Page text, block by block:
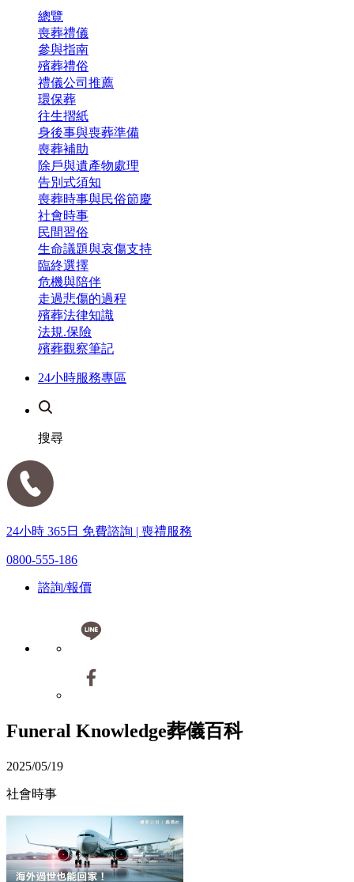
總覽
喪葬禮儀
參與指南
殯葬禮俗
禮儀公司推薦
環保葬
往生摺紙
身後事與喪葬準備
喪葬補助
除戶與遺產物處理
告別式須知
喪葬時事與民俗節慶
社會時事
民間習俗
生命議題與哀傷支持
臨終選擇
危機與陪伴
走過悲傷的過程
殯葬法律知識
法規.保險
殯葬觀察筆記
24小時服務專區
搜尋
24小時 365日 免費諮詢 | 喪禮服務
0800-555-186
諮詢/報價
Funeral Knowledge葬儀百科
2025/05/19
社會時事